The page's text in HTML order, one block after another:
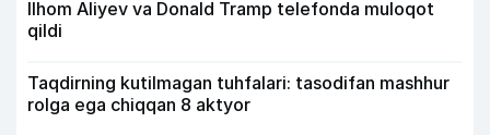
Ilhom Aliyev va Donald Tramp telefonda muloqot
qildi
Taqdirning kutilmagan tuhfalari: tasodifan mashhur
rolga ega chiqqan 8 aktyor